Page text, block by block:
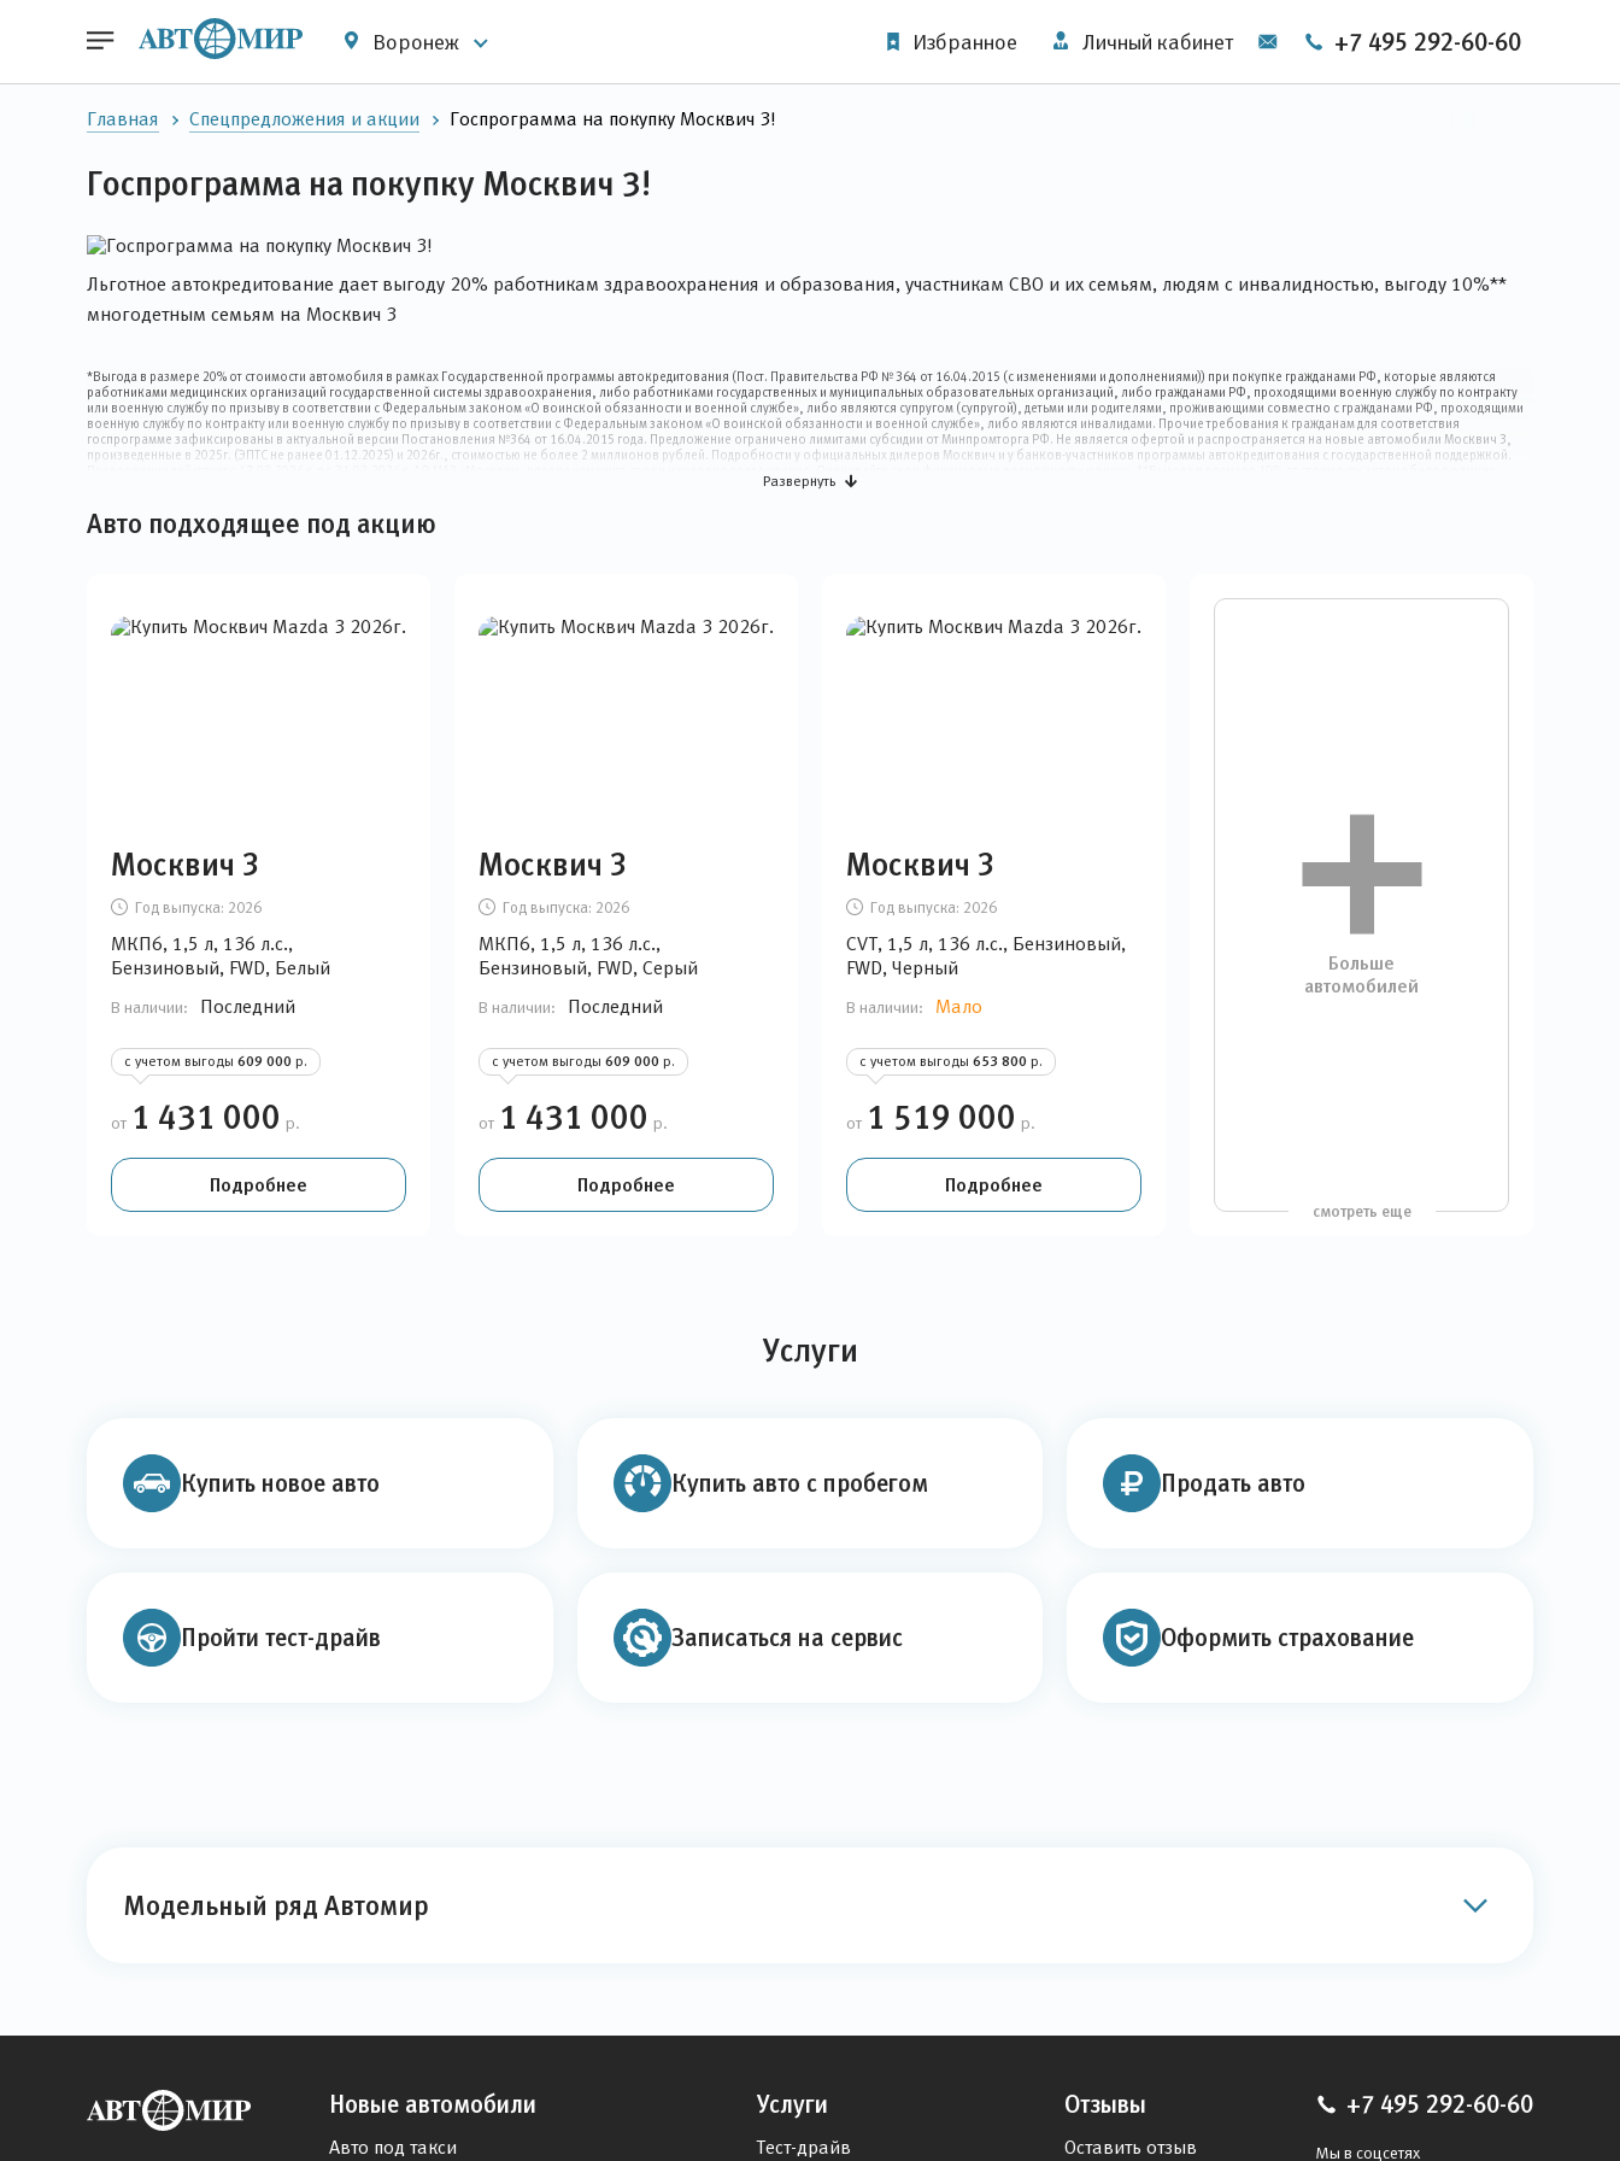
Воронеж Избранное Личный кабинет +7 495 292-60-60
Главная Спецпредложения и акции Госпрограмма на покупку Москвич 3!
Госпрограмма на покупку Москвич 3!
Льготное автокредитование дает выгоду 20% работникам здравоохранения и образования, участникам СВО и их семьям, людям с инвалидностью, выгоду 10%**
многодетным семьям на Москвич 3
*Выгода в размере 20% от стоимости автомобиля в рамках Государственной программы автокредитования (Пост. Правительства РФ № 364 от 16.04.2015 (с изменениями и дополнениями)) при покупке гражданами РФ, которые являются
работниками медицинских организаций государственной системы здравоохранения, либо работниками государственных и муниципальных образовательных организаций, либо гражданами РФ, проходящими военную службу по контракту
или военную службу по призыву в соответствии с Федеральным законом «О воинской обязанности и военной службе», либо являются супругом (супругой), детьми или родителями, проживающими совместно с гражданами РФ, проходящими
военную службу по контракту или военную службу по призыву в соответствии с Федеральным законом «О воинской обязанности и военной службе», либо являются инвалидами. Прочие требования к гражданам для соответствия
госпрограмме зафиксированы в актуальной версии Постановления №364 от 16.04.2015 года. Предложение ограничено лимитами субсидии от Минпромторга РФ. Не является офертой и распространяется на новые автомобили Москвич 3,
произведенные в 2025г. (ЭПТС не ранее 01.12.2025) и 2026г., стоимостью не более 2 миллионов рублей. Подробности у официальных дилеров Москвич и у банков-участников программы автокредитования с государственной поддержкой.
Государственной программы автокредитования (Пост. Правительства РФ № 364 от 16.04.2015 (с изменениями и дополнениями)) может предоставляться гражданам Российской Федерации, которые имеют двух и более несовершеннолетних
лимитами субсидии от Минпромторга РФ. Не является офертой и распространяется на новые автомобили Москвич 3, произведенные в 2025 г. (ЭПТС не ранее 01.12.2025) и в 2026г., стоимостью не более 2 миллионов рублей. Подробности у
официальных дилеров Москвич и у банков-участников программы автокредитования с государственной поддержкой. Оценивайте свои финансовые возможности и риски.
Развернуть
Авто подходящее под акцию
Москвич 3
Год выпуска: 2026
МКП6, 1,5 л, 136 л.с.,
Бензиновый, FWD, Белый
В наличии: Последний
с учетом выгоды 609 000 р.
от 1 431 000 р.
Подробнее
Москвич 3
Год выпуска: 2026
МКП6, 1,5 л, 136 л.с.,
Бензиновый, FWD, Серый
В наличии: Последний
с учетом выгоды 609 000 р.
от 1 431 000 р.
Подробнее
Москвич 3
Год выпуска: 2026
CVT, 1,5 л, 136 л.с., Бензиновый,
FWD, Черный
В наличии: Мало
с учетом выгоды 653 800 р.
от 1 519 000 р.
Подробнее
Больше
автомобилей
смотреть еще
Услуги
Купить новое авто Купить авто с пробегом Продать авто
Пройти тест-драйв Записаться на сервис Оформить страхование
Модельный ряд Автомир
Новые автомобили
Авто под такси
Услуги
Тест-драйв
Отзывы
Оставить отзыв
+7 495 292-60-60
Мы в соцсетях